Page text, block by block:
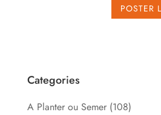
Categories
A Planter ou Semer (108)